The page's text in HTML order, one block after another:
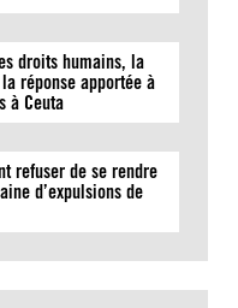
droits humains, la
réponse apportée à
à Ceuta
refuser de se rendre
d’expulsions de